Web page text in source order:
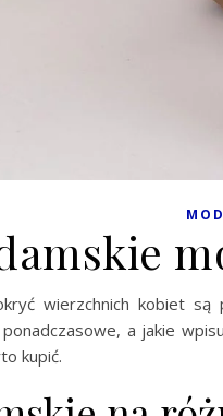
wierzchnich kobiet są
a jakie
kupić.